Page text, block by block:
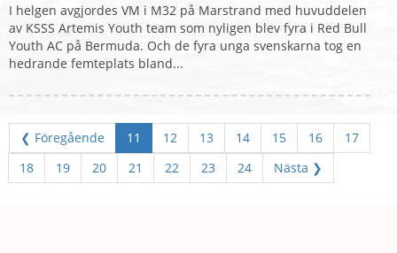
I helgen avgjordes VM i M32 på Marstrand med huvuddelen
av KSSS Artemis Youth team som nyligen blev fyra i Red Bull
Youth AC på Bermuda. Och de fyra unga svenskarna tog en
hedrande femteplats bland...
❮ Föregående 11 12 13 14 15 16
17
18
19 20 21 22 23 24 Nästa ❯